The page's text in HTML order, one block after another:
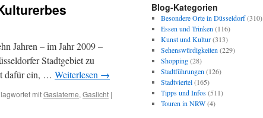
Jahren – im Jahr 2009 –
Stadtgebiet zu
dafür ein, … Weiterlesen →
mitGaslaterne, Gaslicht |
Blog-Kategorien
Besondere Orte in Düsseldorf(310)
Essen und Trinken (116)
Kunst und Kultur(313)
Sehenswürdigkeiten (229)
Shopping(28)
Stadtführungen (126)
Stadtviertel(165)
Tipps und Infos(511)
Touren in NRW(4)